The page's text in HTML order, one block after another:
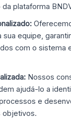
plataforma
sua equipe,
com o sistema
Nossos
ajudá-lo a
e
objetivos.